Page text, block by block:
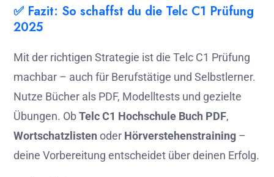
✅ Fazit: So schaffst du die Telc C1 Prüfung
2025
Mit der richtigen Strategie ist die Telc C1 Prüfung
machbar – auch für Berufstätige und Selbstlerner.
Nutze Bücher als PDF, Modelltests und gezielte
Übungen. ObTelc C1 Hochschule Buch PDF,
Wortschatzlisten oder Hörverstehenstraining –
deine Vorbereitung entscheidet über deinen Erfolg.